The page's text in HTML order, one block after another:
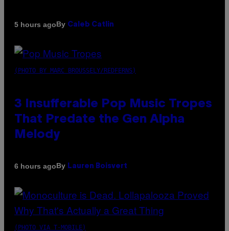
5 hours agoBy Caleb Catlin
(PHOTO BY MARC BROUSSELY/REDFERNS)
3 Insufferable Pop Music Tropes
That Predate the Gen Alpha
Melody
6 hours agoBy Lauren Boisvert
(PHOTO VIA T-MOBILE)